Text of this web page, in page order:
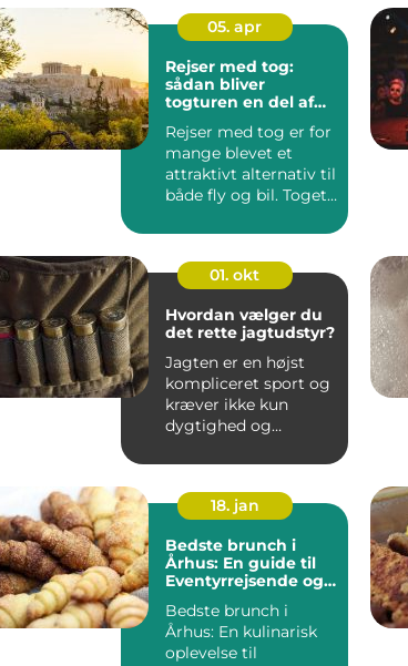
05. apr
Rejser med tog:
sådan bliver
togturen en del af
Rejser med tog er for
mange blevet et
attraktivt alternativ til
både fly og bil. Toget
01. okt
Hvordan vælger du
det rette jagtudstyr?
Jagten er en højst
kompliceret sport og
kræver ikke kun
dygtighed og
18. jan
Bedste brunch i
Århus: En guide til
Eventyrrejsende og
Bedste brunch i
Århus: En kulinarisk
oplevelse til